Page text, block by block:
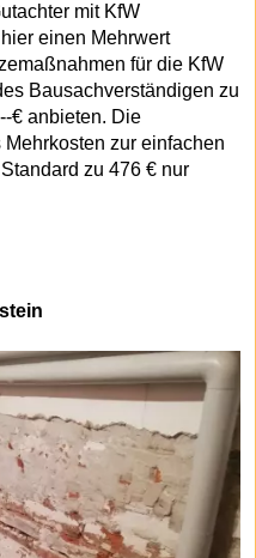
mit KfW
einen Mehrwert
für die KfW
Bausachverständigen zu
€ anbieten. Die
zur einfachen
zu 476 € nur